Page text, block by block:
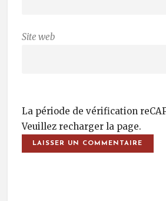
Site web
La période de vérification
Veuillez recharger la page.